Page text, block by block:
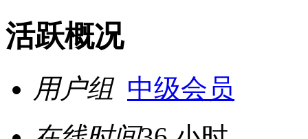
活跃概况
用户组 中级会员